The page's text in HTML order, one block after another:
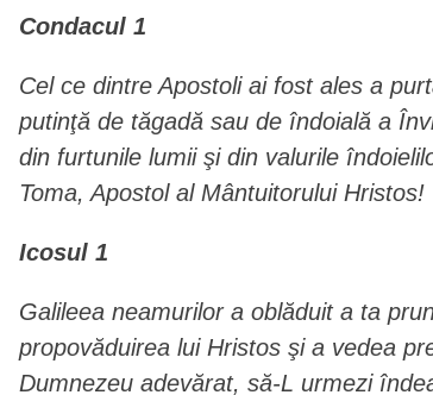
Condacul 1
Cel ce dintre Apostoli ai fost ales a
putinţă de tăgadă sau de îndoială a
din furtunile lumii şi din valurile
Toma, Apostol al Mântuitorului Hristos!
Icosul 1
Galileea neamurilor a oblăduit a ta
propovăduirea lui Hristos şi a vedea
Dumnezeu adevărat, să-L urmezi